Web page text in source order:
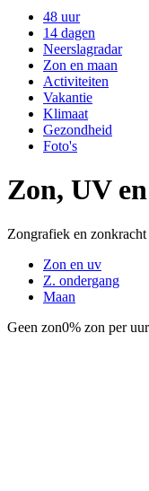
48 uur
14 dagen
Neerslagradar
Zon en maan
Activiteiten
Vakantie
Klimaat
Gezondheid
Foto's
Zon, UV
Zongrafiek en
Zon en uv
Z. ondergang
Maan
Geen zon0% zon per uur